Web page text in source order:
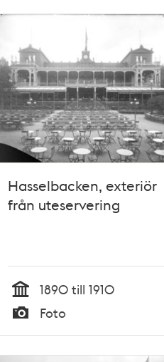
Hasselbacken, exteriör
från uteservering
Tid
1890 till 1910
Foto